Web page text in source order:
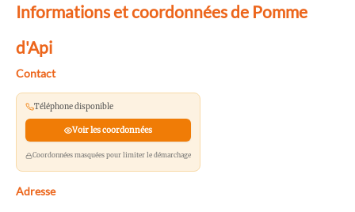
Informations et coordonnées de Pomme
d'Api
Contact
Téléphone disponible
Voir les coordonnées
Coordonnées masquées pour limiter le démarchage
Adresse